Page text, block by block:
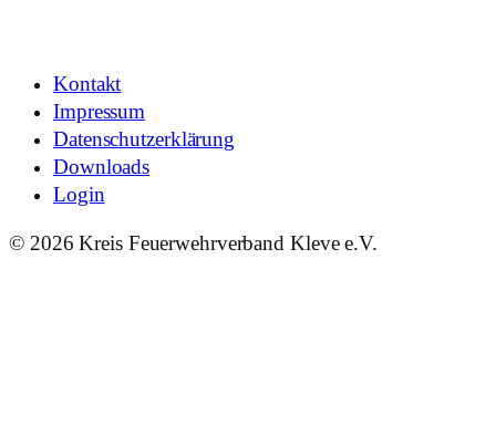
Kontakt
Impressum
Datenschutzerklärung
Downloads
Login
© 2026 Kreis Feuerwehrverband Kleve e.V.